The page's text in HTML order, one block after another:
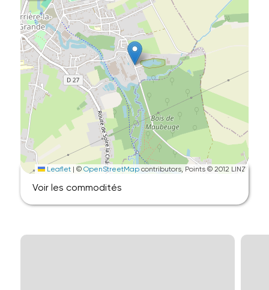
Leaflet | ©OpenStreetMap contributors, Points © 2012 LINZ
Voir les commodités